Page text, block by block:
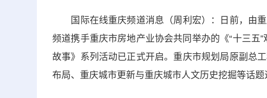
国际在线重庆频道消息（周利宏）：日前，由重
频道携手重庆市房地产业协会共同举办的《“十三五
故事》系列活动已正式开启。重庆市规划局原副总
布局、重庆城市更新与重庆城市人文历史挖掘等话题